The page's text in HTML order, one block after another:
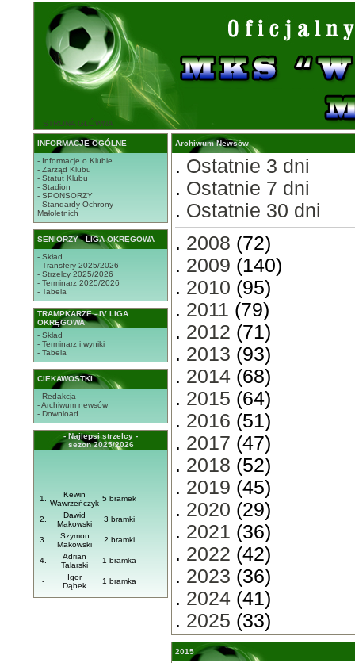
STRONA GŁÓWNA
INFORMACJE OGÓLNE
- Informacje o Klubie
- Zarząd Klubu
- Statut Klubu
- Stadion
- SPONSORZY
- Standardy Ochrony
Małoletnich
SENIORZY - LIGA OKRĘGOWA
- Skład
- Transfery 2025/2026
- Strzelcy 2025/2026
- Terminarz 2025/2026
- Tabela
TRAMPKARZE - IV LIGA
OKRĘGOWA
- Skład
- Terminarz i wyniki
- Tabela
CIEKAWOSTKI
- Redakcja
- Archiwum newsów
- Download
- Najlepsi strzelcy -
sezon 2025/2026
1.
Kewin
Wawrzeńczyk
5 bramek
2.
Dawid
Makowski
3 bramki
3.
Szymon
Makowski
2 bramki
4.
Adrian
Talarski
1 bramka
-
Igor
Dąbek
1 bramka
Archiwum Newsów
. Ostatnie 3 dni
. Ostatnie 7 dni
. Ostatnie 30 dni
. 2008 (72)
. 2009 (140)
. 2010 (95)
. 2011 (79)
. 2012 (71)
. 2013 (93)
. 2014 (68)
. 2015 (64)
. 2016 (51)
. 2017 (47)
. 2018 (52)
. 2019 (45)
. 2020 (29)
. 2021 (36)
. 2022 (42)
. 2023 (36)
. 2024 (41)
. 2025 (33)
2015